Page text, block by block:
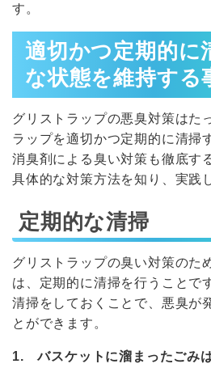
す。
適切かつ定期的に
な状態を維持する
グリストラップの悪臭対策はた
ラップを適切かつ定期的に清掃
消臭剤による臭い対策も徹底す
具体的な対策方法を知り、実践
定期的な清掃
グリストラップの臭い対策のた
は、定期的に清掃を行うことで
清掃をしておくことで、悪臭が
とができます。
1. バスケットに溜まったごみ